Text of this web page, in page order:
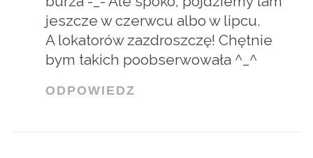
jeszcze w czerwcu albo w lipcu.
A lokatorów zazdroszczę! Chętnie
bym takich poobserwowała ^_^
ODPOWIEDZ